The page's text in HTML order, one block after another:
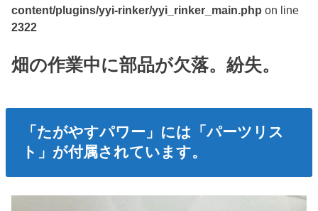
content/plugins/yyi-rinker/yyi_rinker_main.php on line
2322
畑の作業中に部品が欠落。紛失。
「たがやすパワー」には「パーツリス
ト」が付属されています。